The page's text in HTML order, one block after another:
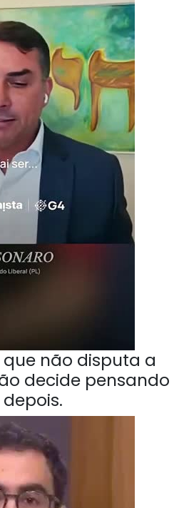
não disputa a
decide pensando